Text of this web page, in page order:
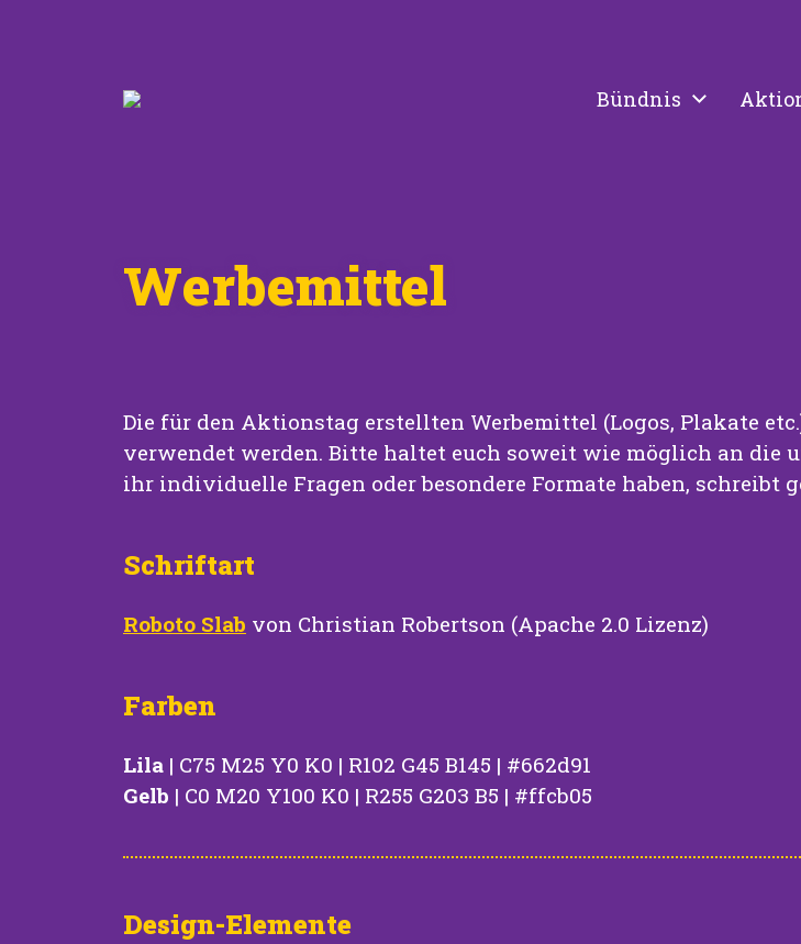
Bündnis
Werbemittel
Die für den Aktionstag erstellten Werbemittel (Logos, Plakate
verwendet werden. Bitte haltet euch soweit wie möglich an die
ihr individuelle Fragen oder besondere Formate haben, schreibt
Schriftart
Roboto Slab von Christian Robertson (Apache 2.0 Lizenz)
Farben
Lila | C75 M25 Y0 K0 | R102 G45 B145 | #662d91
Gelb | C0 M20 Y100 K0 | R255 G203 B5 | #ffcb05
Design-Elemente